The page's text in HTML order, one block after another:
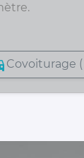
Covoiturage (